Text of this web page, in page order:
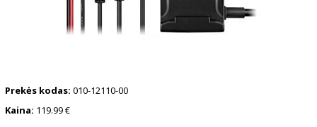
Prekės kodas: 010-12110-00
Kaina: 119.99 €